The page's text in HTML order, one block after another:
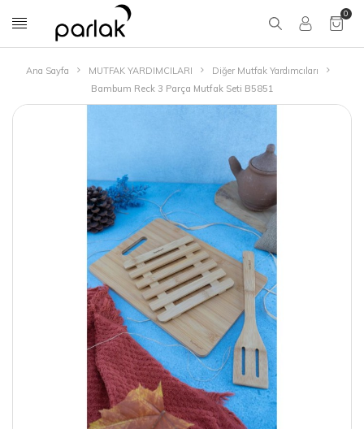
0
Ana Sayfa MUTFAK YARDIMCILARI
Diğer Mutfak Yardımcıları
Bambum Reck 3 Parça Mutfak Seti B5851